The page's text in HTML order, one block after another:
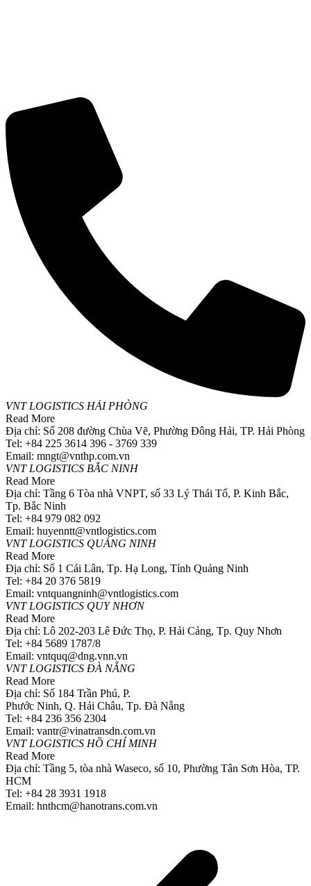
VNT LOGISTICS HẢI PHÒNG
Read More
Địa chỉ: Số 208 đường Chùa Vẽ, Phường Đông Hải, TP. Hải Phòng
Tel: +84 225 3614 396 - 3769 339
Email: mngt@vnthp.com.vn
VNT LOGISTICS BẮC NINH
Read More
Địa chỉ: Tầng 6 Tòa nhà VNPT, số 33 Lý Thái Tổ, P. Kinh Bắc,
Tp. Bắc Ninh
Tel: +84 979 082 092
Email: huyenntt@vntlogistics.com
VNT LOGISTICS QUẢNG NINH
Read More
Địa chỉ: Số 1 Cái Lân, Tp. Hạ Long, Tỉnh Quảng Ninh
Tel: +84 20 376 5819
Email: vntquangninh@vntlogistics.com
VNT LOGISTICS QUY NHƠN
Read More
Địa chỉ: Lô 202-203 Lê Đức Thọ, P. Hải Cảng, Tp. Quy Nhơn
Tel: +84 5689 1787/8
Email: vntquq@dng.vnn.vn
VNT LOGISTICS ĐÀ NẴNG
Read More
Địa chỉ: Số 184 Trần Phú, P.
Phước Ninh, Q. Hải Châu, Tp. Đà Nẵng
Tel: +84 236 356 2304
Email: vantr@vinatransdn.com.vn
VNT LOGISTICS HỒ CHÍ MINH
Read More
Địa chỉ: Tầng 5, tòa nhà Waseco, số 10, Phường Tân Sơn Hòa, TP.
HCM
Tel: +84 28 3931 1918
Email: hnthcm@hanotrans.com.vn